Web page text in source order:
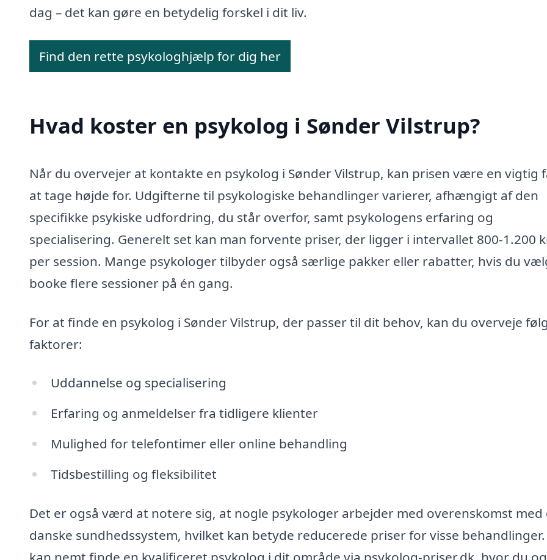
dag – det kan gøre en betydelig forskel i dit liv.
Find den rette psykologhjælp for dig her
Hvad koster en psykolog i Sønder Vilstrup?
Når du overvejer at kontakte en psykolog i Sønder Vilstrup, kan prisen være en vigtig
at tage højde for. Udgifterne til psykologiske behandlinger varierer, afhængigt af den
specifikke psykiske udfordring, du står overfor, samt psykologens erfaring og
specialisering. Generelt set kan man forvente priser, der ligger i intervallet 800-1.200
per session. Mange psykologer tilbyder også særlige pakker eller rabatter, hvis du
booke flere sessioner på én gang.
For at finde en psykolog i Sønder Vilstrup, der passer til dit behov, kan du overveje
faktorer:
Uddannelse og specialisering
Erfaring og anmeldelser fra tidligere klienter
Mulighed for telefontimer eller online behandling
Tidsbestilling og fleksibilitet
Det er også værd at notere sig, at nogle psykologer arbejder med overenskomst med
danske sundhedssystem, hvilket kan betyde reducerede priser for visse